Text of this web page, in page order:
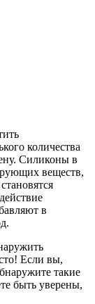
количества
Силиконы в
веществ,
в
Если вы,
такие
быть уверены,